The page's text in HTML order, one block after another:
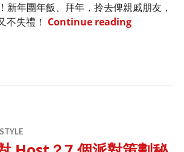
新年團年飯、拜年，拎去俾親戚朋友，
不失禮！ Continue reading平底鍋就搞